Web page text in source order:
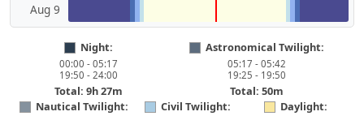
Aug 9
Night:
00:00 - 05:17
19:50 - 24:00
Total: 9h 27m
Astronomical Twilight:
05:17 - 05:42
19:25 - 19:50
Total: 50m
Nautical Twilight:
Civil Twilight: Daylight: